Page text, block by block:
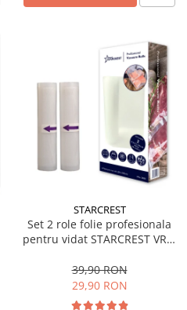
STARCREST
Set 2 role folie profesionala
pentru vidat STARCREST VRL-
reutilizabile, sous vide,
lavabile in masina de spalat,
fara BPA, transparent
39,90 RON
29,90 RON